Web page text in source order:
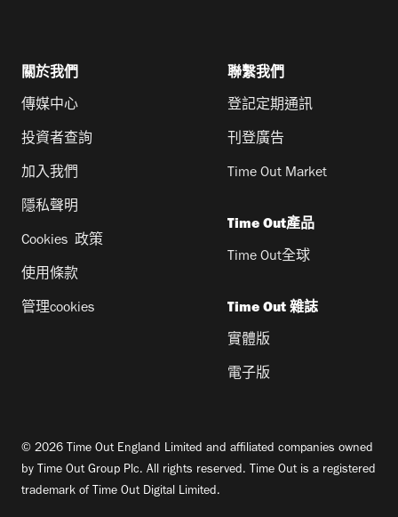
關於我們
傳媒中心
投資者查詢
加入我們
隱私聲明
Cookies 政策
使用條款
管理cookies
聯繫我們
登記定期通訊
刊登廣告
Time Out Market
Time Out產品
Time Out全球
Time Out 雜誌
實體版
電子版
© 2026 Time Out England Limited and affiliated companies owned
by Time Out Group Plc. All rights reserved. Time Out is a registered
trademark of Time Out Digital Limited.